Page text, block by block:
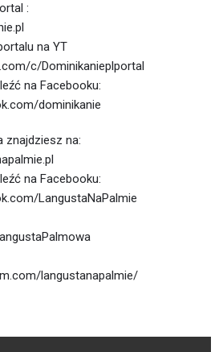
:
na YT
c/Dominikanieplportal
na Facebooku:
dominikanie
znajdziesz na:
na Facebooku:
LangustaNaPalmie
langustanapalmie/